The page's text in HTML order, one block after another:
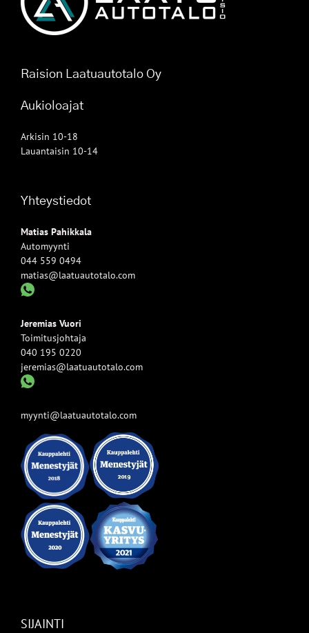
Raision Laatuautotalo Oy
Aukioloajat
Arkisin 10-18
Lauantaisin 10-14
Yhteystiedot
Matias Pahikkala
Automyynti
044 559 0494
matias@laatuautotalo.com
Jeremias Vuori
Toimitusjohtaja
040 195 0220
jeremias@laatuautotalo.com
myynti@laatuautotalo.com
SIJAINTI